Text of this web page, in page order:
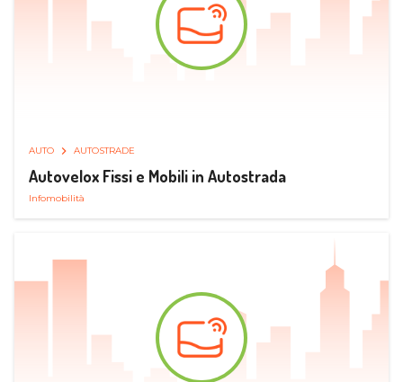
AUTO AUTOSTRADE
Autovelox Fissi e Mobili in Autostrada
Infomobilità